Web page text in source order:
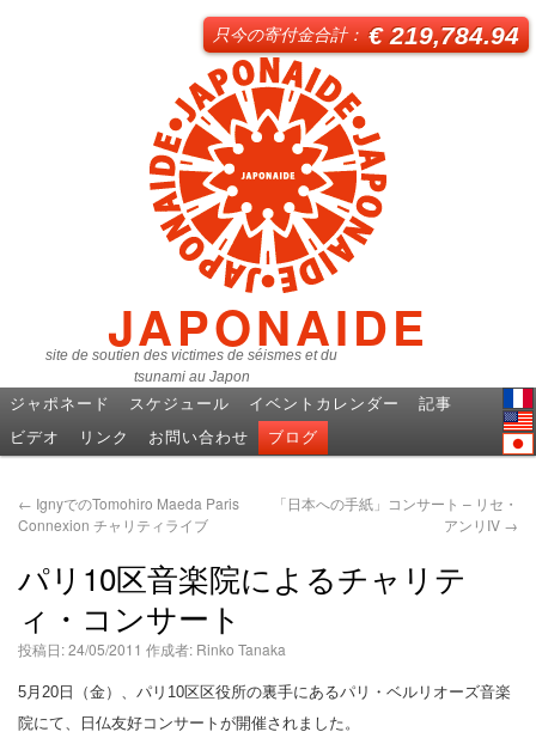
JAPONAIDE
site de soutien des victimes de séismes et du
tsunami au Japon
只今の寄付金合計：€ 219,784.94
ジャポネード スケジュール イベントカレンダー
記事
ビデオ
リンク お問い合わせ ブログ
← IgnyでのTomohiro Maeda Paris
Connexion チャリティライブ
「日本への手紙」コンサート – リセ・
アンリIV →
パリ10区音楽院によるチャリテ
ィ・コンサート
投稿日:24/05/2011 作成者: Rinko Tanaka
5月20日（金）、パリ10区区役所の裏手にあるパリ・ベルリオーズ音楽
院にて、日仏友好コンサートが開催されました。